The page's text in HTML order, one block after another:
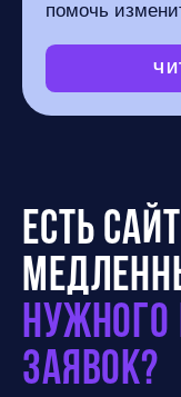
помочь
Есть
нужного
заявок?